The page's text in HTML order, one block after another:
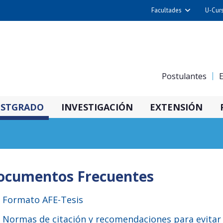
Facultades
Cs. Químicas y
Derecho
U-
Postulantes
INVESTIGACIÓN EXTENSIÓN
Frecuentes
Formato AFE-Tesis
Normas de citación y recomendaciones para